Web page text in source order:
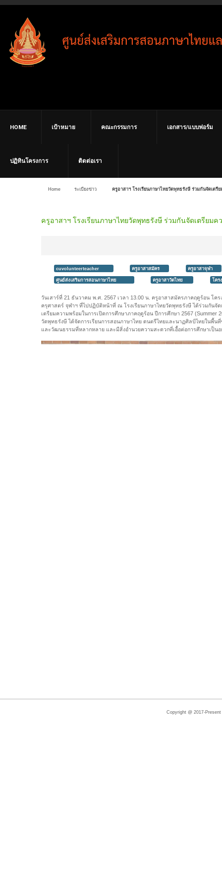
HOME เป้าหมาย คณะกรรมการ เอกสาร/แบบฟอร์ม
ปฏิทินโครงการ ติดต่อเรา
Home ระเบียงข่าว ครูอาสาฯ โรงเรียนภาษาไทยวัดพุทธรังษี ร่วมกันจัดเตรี
ครูอาสาฯ โรงเรียนภาษาไทยวัดพุทธรังษี ร่วมกันจัดเตรียม
cuvolunteerteacher ครูอาสาสมัคร ครูอาสาจุฬา
ศูนย์ส่งเสริมการสอนภาษาไทย ครูอาสาวัดไทย โคร
วันเสาร์ที่ 21 ธันวาคม พ.ศ. 2567 เวลา 13.00 น. ครูอาสาสมัครภาคฤดูร้อน โ
ครุศาสตร์ จุฬาฯ ที่ไปปฏิบัติหน้าที่ ณ โรงเรียนภาษาไทยวัดพุทธรังษี ได้ร่วมกันจั
เตรียมความพร้อมในการเปิดการศึกษาภาคฤดูร้อน ปีการศึกษา 2567 (Summer
วัดพุทธรังษี ได้จัดการเรียนการสอนภาษาไทย ดนตรีไทยและนาฏศิลป์ไทยในพื้นที่
และวัฒนธรรมที่หลากหลาย และมีสิ่งอำนวยความสะดวกที่เอื้อต่อการศึกษาเป็นอ
Copyright @ 2017-